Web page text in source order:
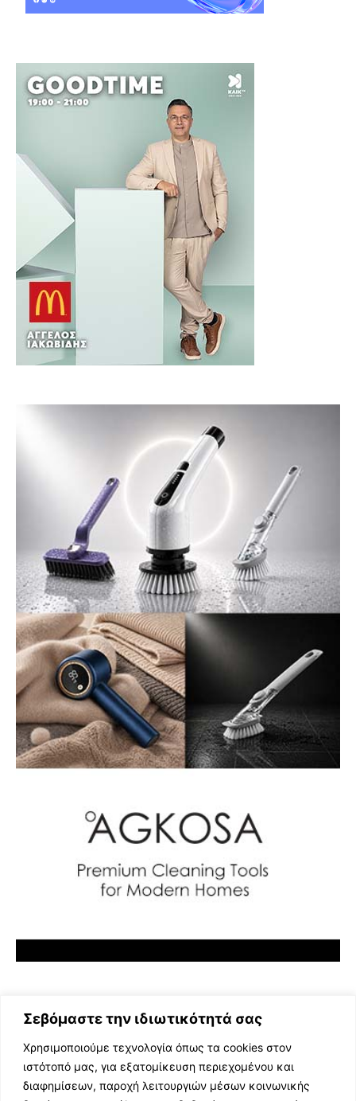
Σεβόμαστε την ιδιωτικότητά σας
Χρησιμοποιούμε τεχνολογία όπως τα cookies στον
ιστότοπό μας, για εξατομίκευση περιεχομένου και
διαφημίσεων, παροχή λειτουργιών μέσων κοινωνικής
ΕΛΛΗΝΙΚΗ ΜΟΥΣΙΚΗ